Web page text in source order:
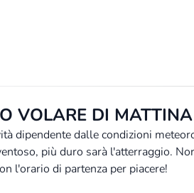
VOLARE DI
dipendente dalle condizioni
più duro sarà l'atterraggio.
l'orario di partenza per piacere!